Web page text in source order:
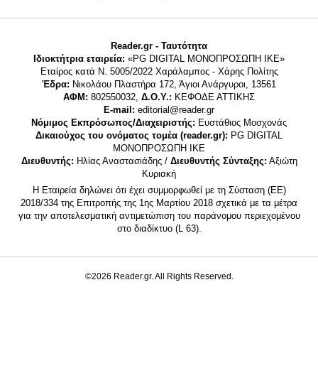
Reader.gr - Ταυτότητα
Ιδιοκτήτρια εταιρεία: «PG DIGITAL MONΟΠΡΟΣΩΠΗ ΙΚΕ»
Εταίρος κατά Ν. 5005/2022 Χαράλαμπος - Χάρης Πολίτης
Έδρα: Νικολάου Πλαστήρα 172, Άγιοι Ανάργυροι, 13561
ΑΦΜ: 802550032, Δ.Ο.Υ.: ΚΕΦΟΔΕ ΑΤΤΙΚΗΣ
E-mail: editorial@reader.gr
Νόμιμος Εκπρόσωπος/Διαχειριστής: Ευστάθιος Μοσχονάς
Δικαιούχος του ονόματος τομέα (reader.gr): PG DIGITAL
MONΟΠΡΟΣΩΠΗ ΙΚΕ
Διευθυντής: Ηλίας Αναστασιάδης / Διευθυντής Σύνταξης: Αξιώτη
Κυριακή
Η Εταιρεία δηλώνει ότι έχει συμμορφωθεί με τη Σύσταση (ΕΕ)
2018/334 της Επιτροπής της 1ης Μαρτίου 2018 σχετικά με τα μέτρα
για την αποτελεσματική αντιμετώπιση του παράνομου περιεχομένου
στο διαδίκτυο (L 63).
©2026 Reader.gr. All Rights Reserved.